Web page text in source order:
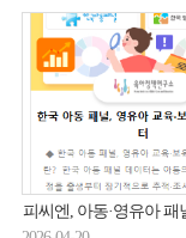
피씨엔, 아동·영유아 패널데이터 '통합